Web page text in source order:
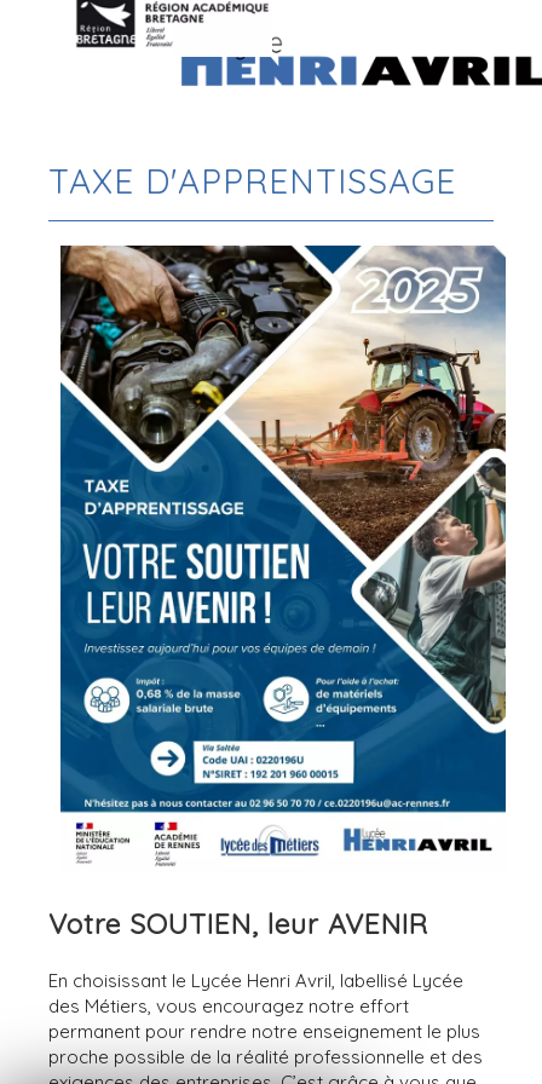
TAXE D'APPRENTISSAGE
Votre SOUTIEN, leur AVENIR
En choisissant le Lycée Henri Avril, labellisé Lycée
des Métiers, vous encouragez notre effort
permanent pour rendre notre enseignement le plus
proche possible de la réalité professionnelle et des